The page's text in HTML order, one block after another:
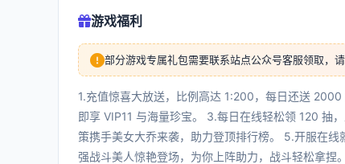
游戏福利
部分游戏专属礼包需要联系站点公众号客服领取，
1.充值惊喜大放送，比例高达 1:200，每日还送
即享 VIP11 与海量珍宝。 3.每日在线轻松领 120 抽
策携手美女大乔来袭，助力登顶排行榜。 5.开服在
强战斗美人惊艳登场，为你上阵助力，战斗轻松拿捏。